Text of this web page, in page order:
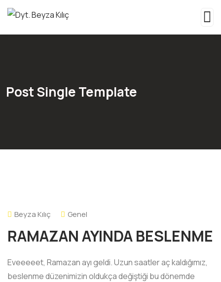
Post Single Template
Beyza Kılıç Genel
RAMAZAN AYINDA BESLENME
Eveeeeet, Ramazan ayı geldi. Uzun saatler aç kaldığımız,
beslenme düzenimizin oldukça değiştiği bu dönemde